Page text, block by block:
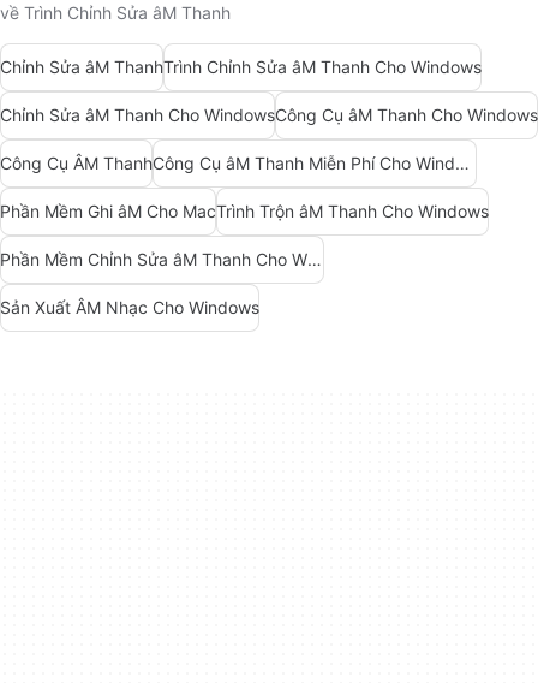
về Trình Chỉnh Sửa âM Thanh
Chỉnh Sửa âM ThanhTrình Chỉnh Sửa âM Thanh Cho Windows
Chỉnh Sửa âM Thanh Cho WindowsCông Cụ âM Thanh Cho Windows
Công Cụ ÂM Thanh Công Cụ âM Thanh Miễn Phí Cho Windows
Phần Mềm Ghi âM Cho MacTrình Trộn âM Thanh Cho Windows
Phần Mềm Chỉnh Sửa âM Thanh Cho Windows 7
Sản Xuất ÂM Nhạc Cho Windows